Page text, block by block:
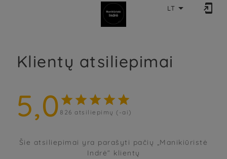
LT  
Klientų atsiliepimai
5,0     
826 atsiliepimų (-ai)
Šie atsiliepimai yra parašyti pačių „Manikiūristė
Indrė“ klientų